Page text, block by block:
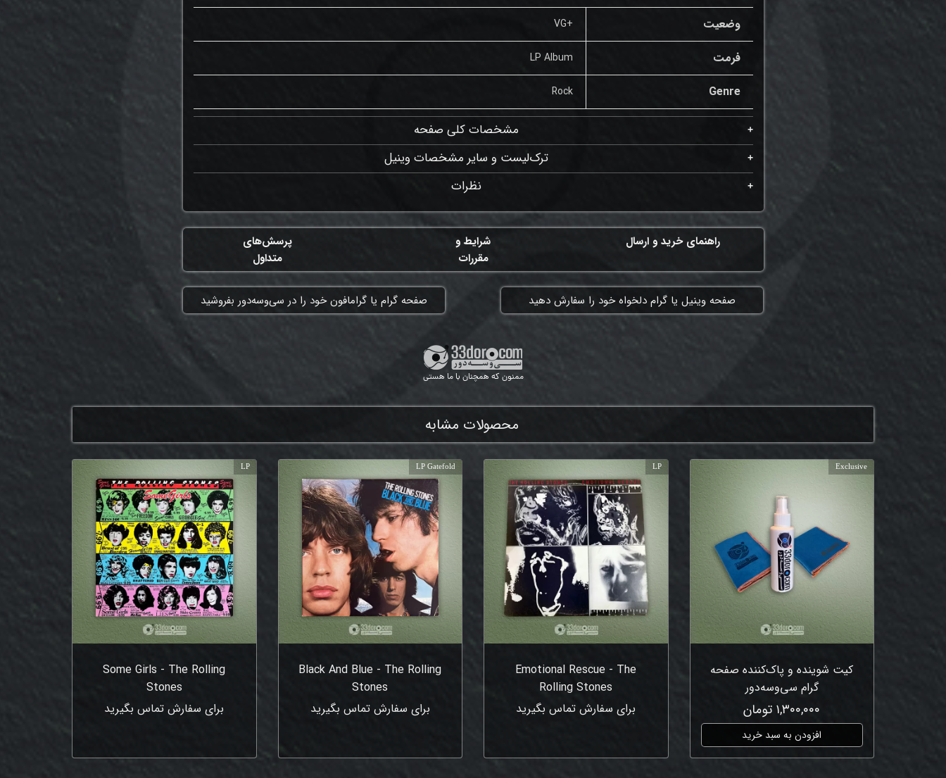
وضعیت +VG
فرمت LP Album
Genre
Rock
مشخصات کلی صفحه
ترک‌لیست و سایر مشخصات وینیل
نظرات
شرایط و
مقررات
راهنمای خرید و ارسال
پرسش‌های
متداول
​صفحه وینیل یا گرام دلخواه خود را سفارش دهید ​صفحه گرام یا گرامافون خود را در سی‌وسه‌دور بفروشید
ممنون که همچنان با ما هستی
محصولات مشابه
کیت شوینده و پاک‌کننده صفحه
گرام سی‌وسه‌دور
۱,۳۰۰,۰۰۰ تومان
افزودن به سبد خرید
Exclusive
Emotional Rescue - The
Rolling Stones
برای سفارش تماس بگیرید
LP
Black And Blue - The Rolling
Stones
برای سفارش تماس بگیرید
LP Gatefold
Some Girls - The Rolling
Stones
برای سفارش تماس بگیرید
LP